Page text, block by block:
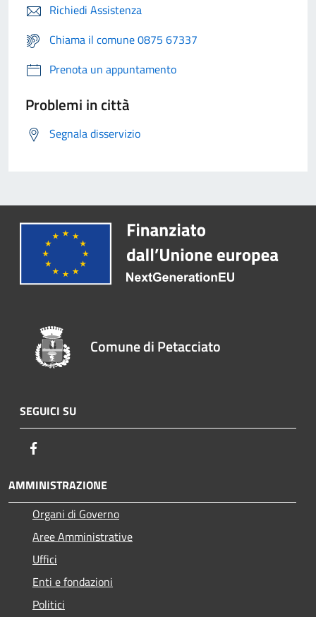
Richiedi Assistenza
Chiama il comune 0875 67337
Prenota un appuntamento
Problemi in città
Segnala disservizio
Comune di Petacciato
SEGUICI SU
AMMINISTRAZIONE
Organi di Governo
Aree Amministrative
Uffici
Enti e fondazioni
Politici